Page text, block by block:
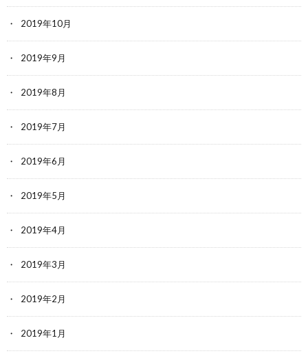
2019年10月
2019年9月
2019年8月
2019年7月
2019年6月
2019年5月
2019年4月
2019年3月
2019年2月
2019年1月